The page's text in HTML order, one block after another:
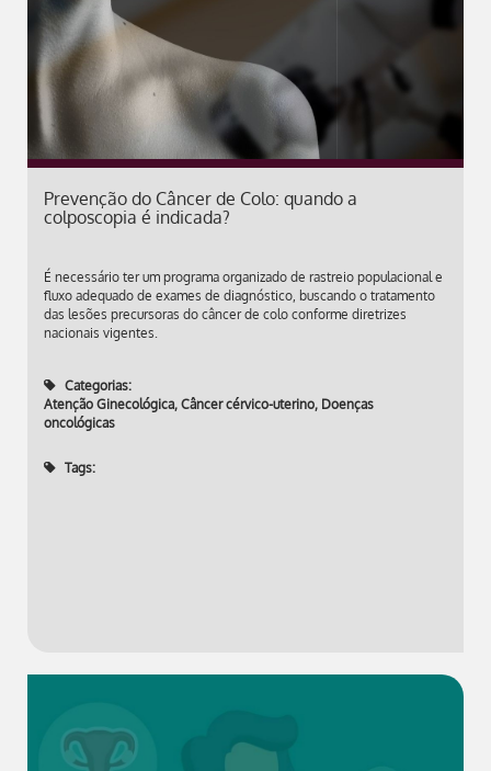
Prevenção do Câncer de Colo: quando a
colposcopia é indicada?
É necessário ter um programa organizado de rastreio populacional e
fluxo adequado de exames de diagnóstico, buscando o tratamento
das lesões precursoras do câncer de colo conforme diretrizes
nacionais vigentes.
Categorias:
Atenção Ginecológica, Câncer cérvico-uterino, Doenças
oncológicas
Tags: